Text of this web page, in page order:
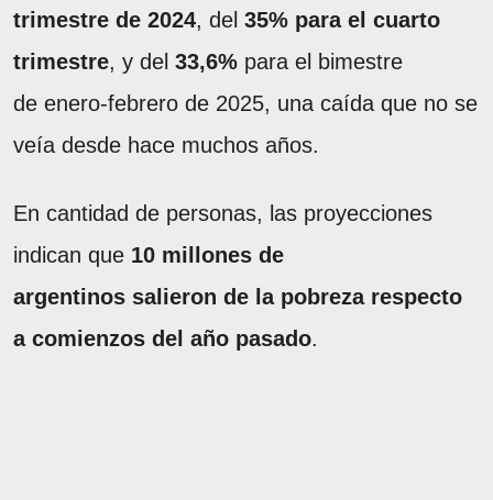
trimestre de 2024, del 35% para el cuarto
trimestre, y del 33,6% para el bimestre
de enero-febrero de 2025, una caída que no se
veía desde hace muchos años.
En cantidad de personas, las proyecciones
indican que 10 millones de
argentinos salieron de la pobreza respecto
a comienzos del año pasado.